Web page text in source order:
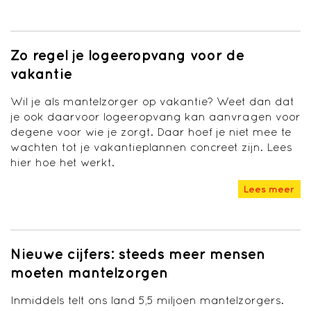
Zo regel je logeeropvang voor de
vakantie
Wil je als mantelzorger op vakantie? Weet dan dat
je ook daarvoor logeeropvang kan aanvragen voor
degene voor wie je zorgt. Daar hoef je niet mee te
wachten tot je vakantieplannen concreet zijn. Lees
hier hoe het werkt.
Lees meer
Nieuwe cijfers: steeds meer mensen
moeten mantelzorgen
Inmiddels telt ons land 5,5 miljoen mantelzorgers.